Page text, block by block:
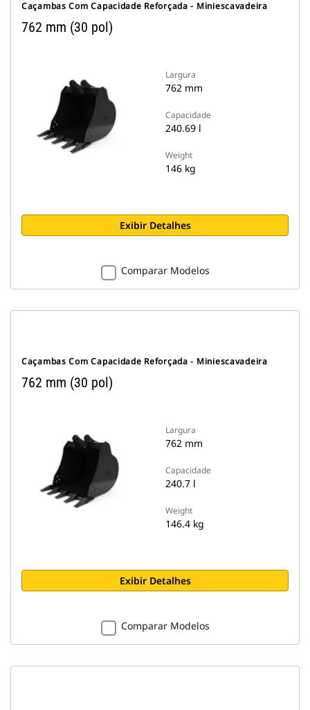
Caçambas Com Capacidade Reforçada - Miniescavadeira
762 mm (30 pol)
Largura
762 mm
Capacidade
240.69 l
Weight
146 kg
Exibir Detalhes
Comparar Modelos
Caçambas Com Capacidade Reforçada - Miniescavadeira
762 mm (30 pol)
Largura
762 mm
Capacidade
240.7 l
Weight
146.4 kg
Exibir Detalhes
Comparar Modelos